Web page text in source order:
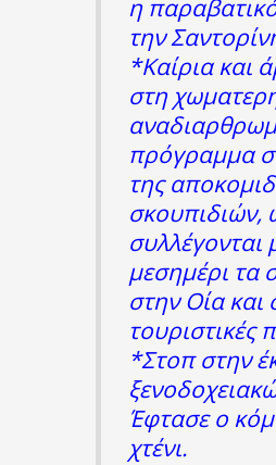
η
την
*Καίρια και
στη
πρόγραμμα
της
σκουπιδιών,
συλλέγονται
μεσημέρι τα
στην Οία και
τουριστικές
*Στοπ στην
Έφτασε ο
χτένι.